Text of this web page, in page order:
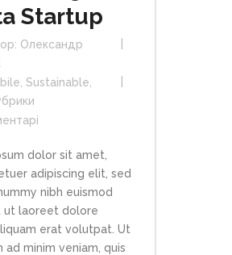
Startup
Олександр
Sustainable
dolor sit amet,
adipiscing elit, sed
nibh euismod
ut laoreet dolore
erat volutpat. Ut
ad minim veniam, quis